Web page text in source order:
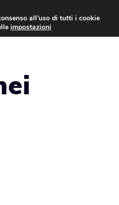
LEGGI & NORMATIVE
all’uso di tutti i cookie
impostazioni